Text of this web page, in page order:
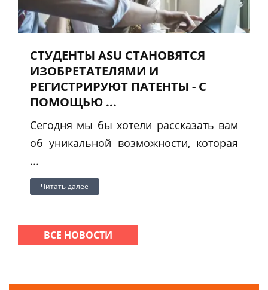
СТУДЕНТЫ ASU СТАНОВЯТСЯ
ИЗОБРЕТАТЕЛЯМИ И
РЕГИСТРИРУЮТ ПАТЕНТЫ - С
ПОМОЩЬЮ ...
Сегодня мы бы хотели рассказать вам
об уникальной возможности, которая
...
Читать далее
ВСЕ НОВОСТИ